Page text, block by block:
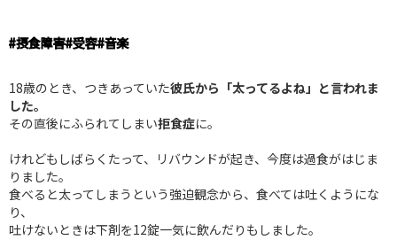
#摂食障害#受容#音楽
18歳のとき、つきあっていた彼氏から「太ってるよね」と言われま
した。
その直後にふられてしまい拒食症に。
けれどもしばらくたって、リバウンドが起き、今度は過食がはじま
りました。
食べると太ってしまうという強迫観念から、食べては吐くようにな
り、
吐けないときは下剤を12錠一気に飲んだりもしました。